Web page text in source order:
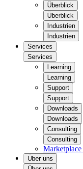
Überblick
Überblick
Industrien
Industrien
Services
Services
Learning
Learning
Support
Support
Downloads
Downloads
Consulting
Consulting
Marketplace
Über uns